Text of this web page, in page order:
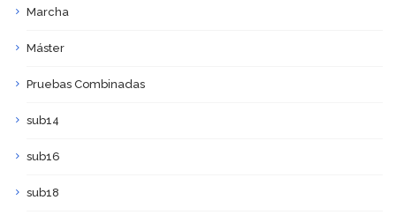
Marcha
Máster
Pruebas Combinadas
sub14
sub16
sub18